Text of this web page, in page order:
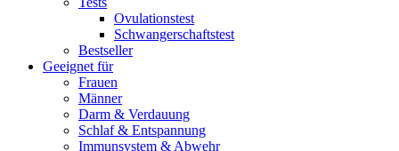
Ovulationstest
Schwangerschaftstest
Bestseller
Geeignet für
Frauen
Männer
Darm & Verdauung
Schlaf & Entspannung
Immunsystem & Abwehr